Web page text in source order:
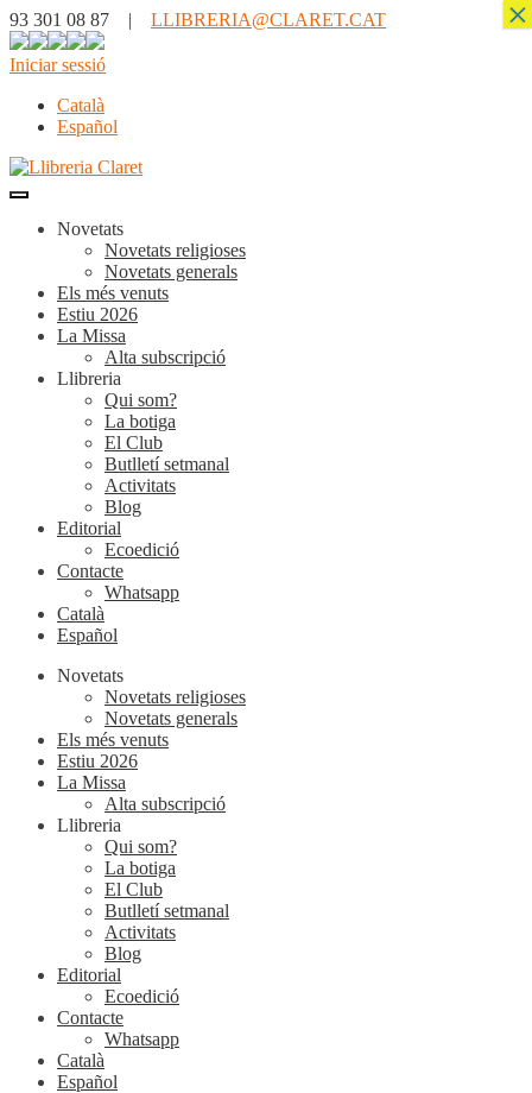
93 301 08 87 | LLIBRERIA@CLARET.CAT
Iniciar sessió
Català
Español
Novetats
Novetats religioses
Novetats generals
Els més venuts
Estiu 2026
La Missa
Alta subscripció
Llibreria
Qui som?
La botiga
El Club
Butlletí setmanal
Activitats
Blog
Editorial
Ecoedició
Contacte
Whatsapp
Català
Español
Novetats
Novetats religioses
Novetats generals
Els més venuts
Estiu 2026
La Missa
Alta subscripció
Llibreria
Qui som?
La botiga
El Club
Butlletí setmanal
Activitats
Blog
Editorial
Ecoedició
Contacte
Whatsapp
Català
Español
×